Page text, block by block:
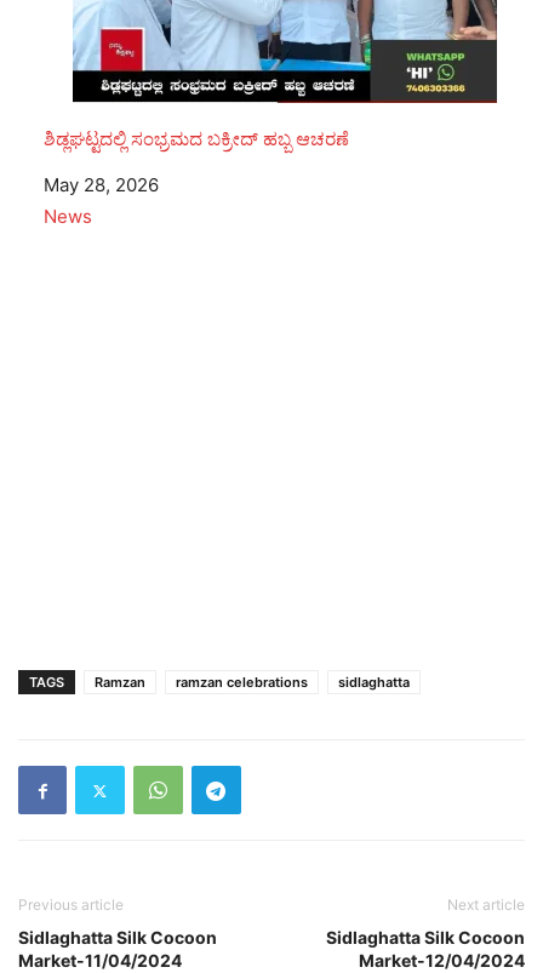
ಶಿಡ್ಲಘಟ್ಟದಲ್ಲಿ ಸಂಭ್ರಮದ ಬಕ್ರೀದ್ ಹಬ್ಬ ಆಚರಣೆ
Date
May 28, 2026
In relation to
News
TAGS Ramzan ramzan celebrations sidlaghatta
Previous article
Sidlaghatta Silk Cocoon
Market-11/04/2024
Next article
Sidlaghatta Silk Cocoon
Market-12/04/2024